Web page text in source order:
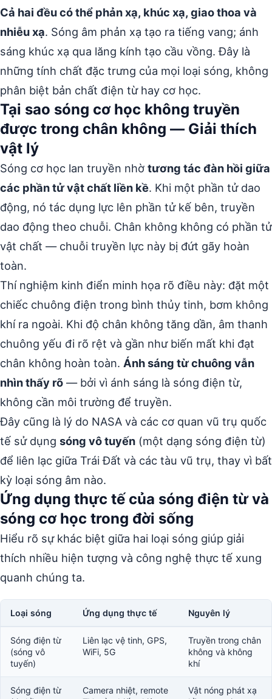
Cả hai đều có thể phản xạ, khúc xạ, giao thoa và
nhiễu xạ. Sóng âm phản xạ tạo ra tiếng vang; ánh
sáng khúc xạ qua lăng kính tạo cầu vồng. Đây là
những tính chất đặc trưng của mọi loại sóng, không
phân biệt bản chất điện từ hay cơ học.
Tại sao sóng cơ học không truyền
được trong chân không — Giải thích
vật lý
Sóng cơ học lan truyền nhờ tương tác đàn hồi giữa
các phần tử vật chất liền kề. Khi một phần tử dao
động, nó tác dụng lực lên phần tử kế bên, truyền
dao động theo chuỗi. Chân không không có phần tử
vật chất — chuỗi truyền lực này bị đứt gãy hoàn
toàn.
Thí nghiệm kinh điển minh họa rõ điều này: đặt một
chiếc chuông điện trong bình thủy tinh, bơm không
khí ra ngoài. Khi độ chân không tăng dần, âm thanh
chuông yếu đi rõ rệt và gần như biến mất khi đạt
chân không hoàn toàn. Ánh sáng từ chuông vẫn
nhìn thấy rõ — bởi vì ánh sáng là sóng điện từ,
không cần môi trường để truyền.
Đây cũng là lý do NASA và các cơ quan vũ trụ quốc
tế sử dụng sóng vô tuyến (một dạng sóng điện từ)
để liên lạc giữa Trái Đất và các tàu vũ trụ, thay vì bất
kỳ loại sóng âm nào.
Ứng dụng thực tế của sóng điện từ và
sóng cơ học trong đời sống
Hiểu rõ sự khác biệt giữa hai loại sóng giúp giải
thích nhiều hiện tượng và công nghệ thực tế xung
quanh chúng ta.
Loại sóng Ứng dụng thực tế Nguyên lý
Sóng điện từ
(sóng vô
tuyến)
Liên lạc vệ tinh, GPS,
WiFi, 5G
Truyền trong chân
không và không
khí
Sóng điện từ
Camera nhiệt, remote
Vật nóng phát xạ